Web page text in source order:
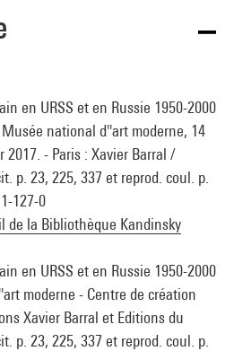
en URSS et en Russie 1950-2000
national d''art moderne, 14
2017. - Paris : Xavier Barral /
p. 23, 225, 337 et reprod. coul. p.
127-0
de la Bibliothèque Kandinsky
en URSS et en Russie 1950-2000
moderne - Centre de création
Xavier Barral et Editions du
p. 23, 225, 337 et reprod. coul. p.